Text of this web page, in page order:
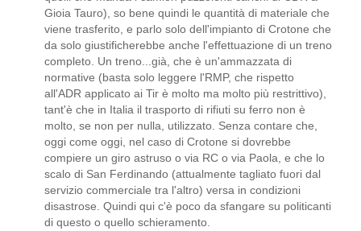
Gioia Tauro), so bene quindi le quantità di materiale che
viene trasferito, e parlo solo dell'impianto di Crotone che
da solo giustificherebbe anche l'effettuazione di un treno
completo. Un treno...già, che è un'ammazzata di
normative (basta solo leggere l'RMP, che rispetto
all'ADR applicato ai Tir è molto ma molto più restrittivo),
tant'è che in Italia il trasporto di rifiuti su ferro non è
molto, se non per nulla, utilizzato. Senza contare che,
oggi come oggi, nel caso di Crotone si dovrebbe
compiere un giro astruso o via RC o via Paola, e che lo
scalo di San Ferdinando (attualmente tagliato fuori dal
servizio commerciale tra l'altro) versa in condizioni
disastrose. Quindi qui c'è poco da sfangare su politicanti
di questo o quello schieramento.